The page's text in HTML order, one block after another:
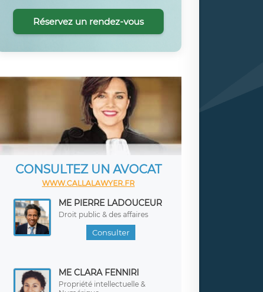
Réservez un rendez-vous
CONSULTEZ UN AVOCAT
WWW.CALLALAWYER.FR
ME PIERRE LADOUCEUR
Droit public & des affaires
Consulter
ME CLARA FENNIRI
Propriété intellectuelle &